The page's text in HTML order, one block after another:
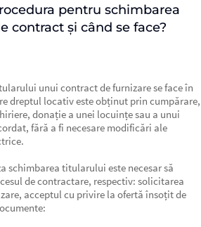
pentru schimbarea
contract și când se face?
unui contract de furnizare se face în
dreptul locativ este obținut prin cumpărare,
donație a unei locuințe sau a unui
fără a fi necesare modificări ale
schimbarea titularului este necesar să
de contractare, respectiv: solicitarea
acceptul cu privire la ofertă însoțit de